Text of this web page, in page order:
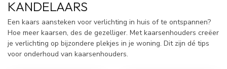
KANDELAARS
Een kaars aansteken voor verlichting in huis of te ontspannen?
Hoe meer kaarsen, des de gezelliger. Met kaarsenhouders creëer
je verlichting op bijzondere plekjes in je woning. Dit zijn dé tips
voor onderhoud van kaarsenhouders.